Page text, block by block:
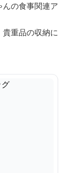
の食事関連ア
重品の収納に